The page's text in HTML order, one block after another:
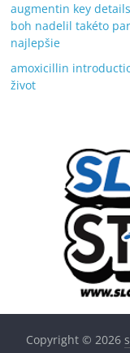
augmentin key details
boh nadelil takéto
najlepšie
amoxicillin
život
Copyright © 2026